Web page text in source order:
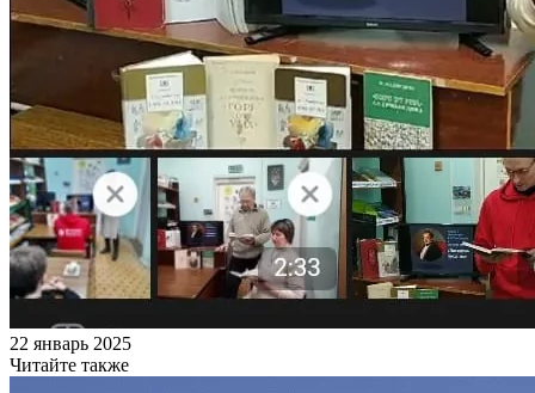
22 январь 2025
Читайте также